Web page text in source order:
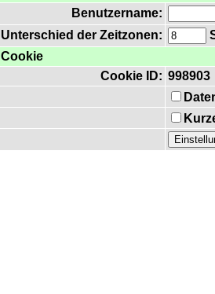
Benutzername:
Unterschied der Zeitzonen:
Cookie
Cookie ID: 998903